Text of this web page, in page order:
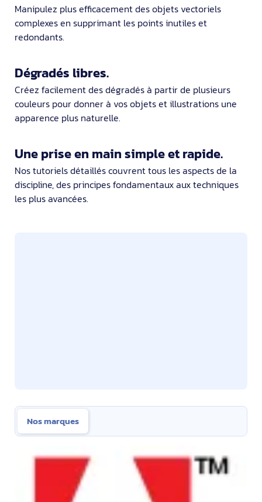
Manipulez plus efficacement des objets vectoriels
complexes en supprimant les points inutiles et
redondants.
Dégradés libres.
Créez facilement des dégradés à partir de plusieurs
couleurs pour donner à vos objets et illustrations une
apparence plus naturelle.
Une prise en main simple et rapide.
Nos tutoriels détaillés couvrent tous les aspects de la
discipline, des principes fondamentaux aux techniques
les plus avancées.
Nos marques
Nos marques